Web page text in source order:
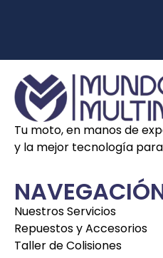
Tu moto, en manos de
y la mejor tecnología
Nuestros Servicios
Repuestos y Accesorios
Taller de Colisiones